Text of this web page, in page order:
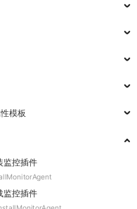
模板
监控插件
监控插件